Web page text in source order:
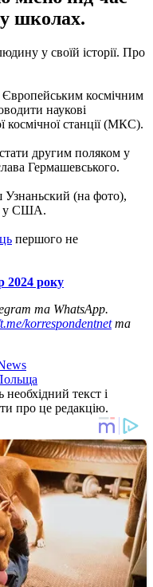
у школах.
у своїй історії. Про
космічним
наукові
станції (МКС).
другим поляком у
Гермашевського.
(на фото),
у США.
першого не
2024 року
та WhatsApp.
korrespondentnetта
текст і
про це редакцію.